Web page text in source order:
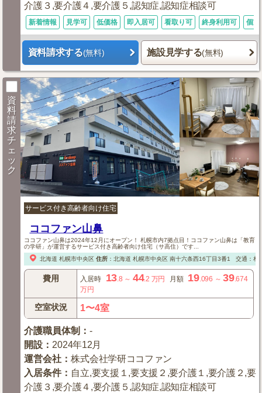
介護３,要介護４,要介護５,認知症,認知症相談可
新着情報 見学可 低価格 即入居可 看取り可 終身利用可 個室
資料請求する(無料) 施設見学する(無料)
資
料
請
求
チ
ェ
ッ
ク
サービス付き高齢者向け住宅
ココファン山鼻
ココファン山鼻は2024年12月にオープン！ 札幌市内7拠点目！ココファン山鼻は「教育
の学研」が運営するサービス付き高齢者向け住宅（サ高住）です...
北海道 札幌市中央区 住所： 北海道 札幌市中央区 南十六条西16丁目3番1 交通：札
費用 入居時 13.8 ～ 44.2 万円 月額 19.096 ～39.674
万円
空室状況 1〜4室
介護職員体制 ：-
開設 ：2024年12月
運営会社 ：株式会社学研ココファン
入居条件： 自立,要支援１,要支援２,要介護１,要介護２,要
介護３,要介護４,要介護５,認知症,認知症相談可